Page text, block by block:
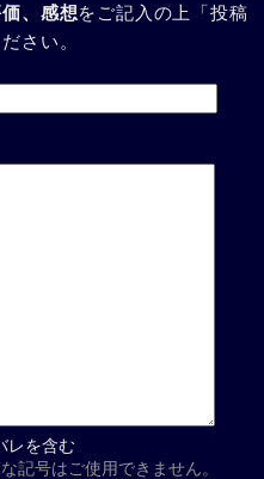
、感想をご記入の上「投稿
さい。
レを含む
記号はご使用できません。